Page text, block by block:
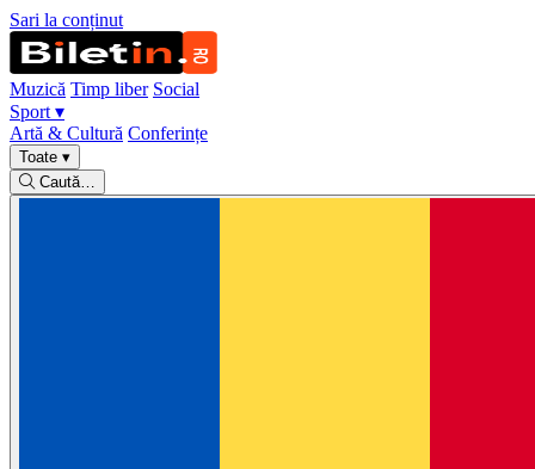
Sari la conținut
Muzică Timp liber Social
Sport ▾
Artă & Cultură Conferințe
Toate ▾
Caută…